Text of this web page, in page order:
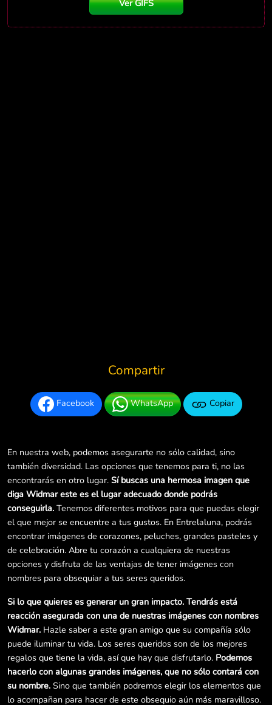
Ver GIFS
Compartir
Facebook WhatsApp Copiar
En nuestra web, podemos asegurarte no sólo calidad, sino
también diversidad. Las opciones que tenemos para ti, no las
encontrarás en otro lugar. Sí buscas una hermosa imagen que
diga Widmar este es el lugar adecuado donde podrás
conseguirla. Tenemos diferentes motivos para que puedas elegir
el que mejor se encuentre a tus gustos. En Entrelaluna, podrás
encontrar imágenes de corazones, peluches, grandes pasteles y
de celebración. Abre tu corazón a cualquiera de nuestras
opciones y disfruta de las ventajas de tener imágenes con
nombres para obsequiar a tus seres queridos.
Si lo que quieres es generar un gran impacto. Tendrás está
reacción asegurada con una de nuestras imágenes con nombres
Widmar. Hazle saber a este gran amigo que su compañía sólo
puede iluminar tu vida. Los seres queridos son de los mejores
regalos que tiene la vida, así que hay que disfrutarlo. Podemos
hacerlo con algunas grandes imágenes, que no sólo contará con
su nombre. Sino que también podremos elegir los elementos que
lo acompañan para hacer de este obsequio aún más maravilloso.